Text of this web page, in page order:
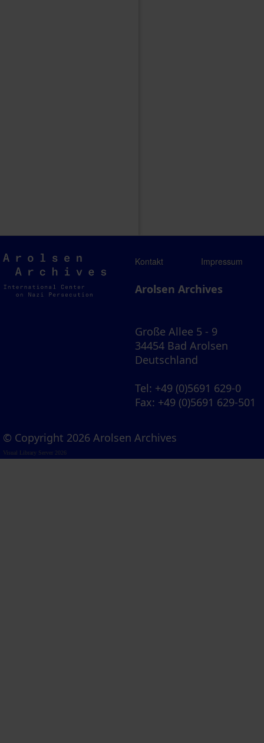
Arolsen
Archives
Kontakt Impressum
Arolsen Archives
Große Allee 5 - 9
34454 Bad Arolsen
Deutschland
Tel: +49 (0)5691 629-0
Fax: +49 (0)5691 629-501
© Copyright 2026 Arolsen Archives
Visual Library Server 2026